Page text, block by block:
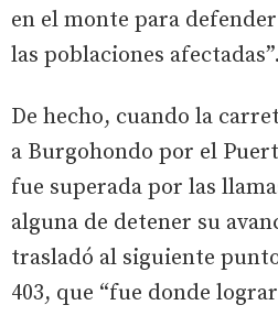
en el monte para
las poblaciones afectadas”.
De hecho, cuando la
a Burgohondo por el
fue superada por las
alguna de detener su
trasladó al siguiente
403, que “fue donde